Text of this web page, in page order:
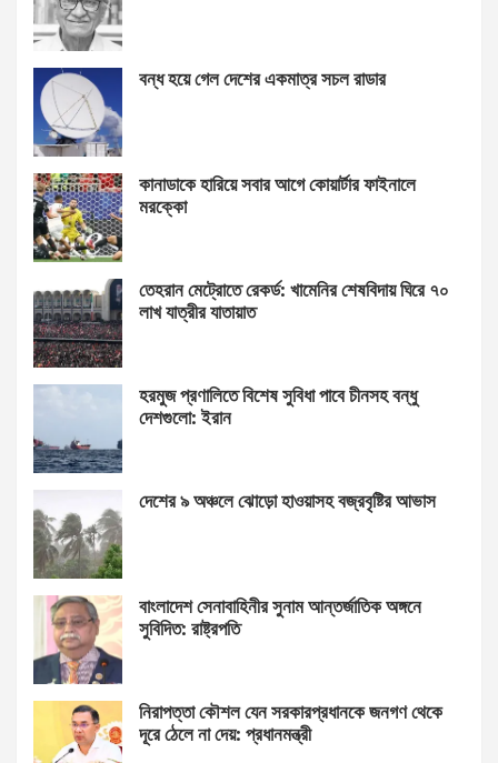
বন্ধ হয়ে গেল দেশের একমাত্র সচল রাডার
কানাডাকে হারিয়ে সবার আগে কোয়ার্টার ফাইনালে
মরক্কো
তেহরান মেট্রোতে রেকর্ড: খামেনির শেষবিদায় ঘিরে ৭০
লাখ যাত্রীর যাতায়াত
হরমুজ প্রণালিতে বিশেষ সুবিধা পাবে চীনসহ বন্ধু
দেশগুলো: ইরান
দেশের ৯ অঞ্চলে ঝোড়ো হাওয়াসহ বজ্রবৃষ্টির আভাস
বাংলাদেশ সেনাবাহিনীর সুনাম আন্তর্জাতিক অঙ্গনে
সুবিদিত: রাষ্ট্রপতি
নিরাপত্তা কৌশল যেন সরকারপ্রধানকে জনগণ থেকে
দূরে ঠেলে না দেয়: প্রধানমন্ত্রী